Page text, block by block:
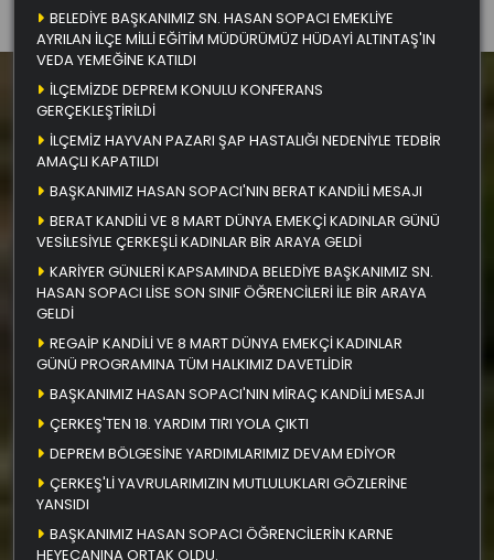
BELEDİYE BAŞKANIMIZ SN. HASAN SOPACI EMEKLİYE
AYRILAN İLÇE MİLLİ EĞİTİM MÜDÜRÜMÜZ HÜDAYİ ALTINTAŞ'IN
VEDA YEMEĞİNE KATILDI
İLÇEMİZDE DEPREM KONULU KONFERANS
GERÇEKLEŞTİRİLDİ
İLÇEMİZ HAYVAN PAZARI ŞAP HASTALIĞI NEDENİYLE TEDBİR
AMAÇLI KAPATILDI
BAŞKANIMIZ HASAN SOPACI'NIN BERAT KANDİLİ MESAJI
BERAT KANDİLİ VE 8 MART DÜNYA EMEKÇİ KADINLAR GÜNÜ
VESİLESİYLE ÇERKEŞLİ KADINLAR BİR ARAYA GELDİ
KARİYER GÜNLERİ KAPSAMINDA BELEDİYE BAŞKANIMIZ SN.
HASAN SOPACI LİSE SON SINIF ÖĞRENCİLERİ İLE BİR ARAYA
GELDİ
REGAİP KANDİLİ VE 8 MART DÜNYA EMEKÇİ KADINLAR
GÜNÜ PROGRAMINA TÜM HALKIMIZ DAVETLİDİR
BAŞKANIMIZ HASAN SOPACI'NIN MİRAÇ KANDİLİ MESAJI
ÇERKEŞ'TEN 18. YARDIM TIRI YOLA ÇIKTI
DEPREM BÖLGESİNE YARDIMLARIMIZ DEVAM EDİYOR
ÇERKEŞ'Lİ YAVRULARIMIZIN MUTLULUKLARI GÖZLERİNE
YANSIDI
BAŞKANIMIZ HASAN SOPACI ÖĞRENCİLERİN KARNE
HEYECANINA ORTAK OLDU.